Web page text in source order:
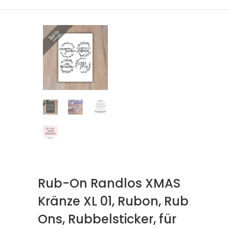
Rub-On Randlos XMAS
Kränze XL 01, Rubon, Rub
Ons, Rubbelsticker, für